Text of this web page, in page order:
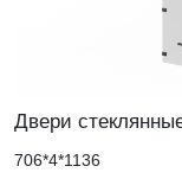
Двери
706*4*1136